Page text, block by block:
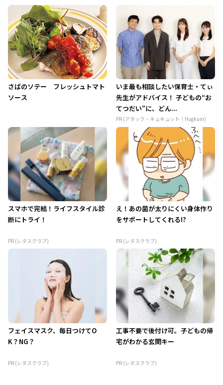
さばのソテー フレッシュトマト
ソース
いま最も相談したい保育士・てぃ
先生がアドバイス！ 子どもの“お
てつだい”に、どん...
PR (アタック・キュキュット｜Hugkum)
スマホで完結！ライフスタイル診
断にトライ！
PR (レタスクラブ)
え！あの菌が太りにくい身体作り
をサポートしてくれる!?
PR (レタスクラブ)
フェイスマスク、毎日つけてO
K？NG？
PR (レタスクラブ)
工事不要で後付け可。子どもの帰
宅がわかる玄関キー
PR (レタスクラブ)